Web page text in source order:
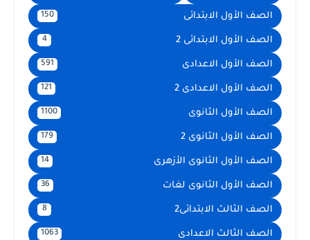
الصف الأول الابتدائى 150
الصف الأول الابتدائى 2 4
الصف الأول الاعدادى 591
الصف الأول الاعدادى 2 121
الصف الأول الثانوى 1100
الصف الأول الثانوى 2 179
الصف الأول الثانوى الأزهرى 14
الصف الأول الثانوى لغات 36
الصف الثالث الابتدائى2 8
الصف الثالث الاعدادى 1063